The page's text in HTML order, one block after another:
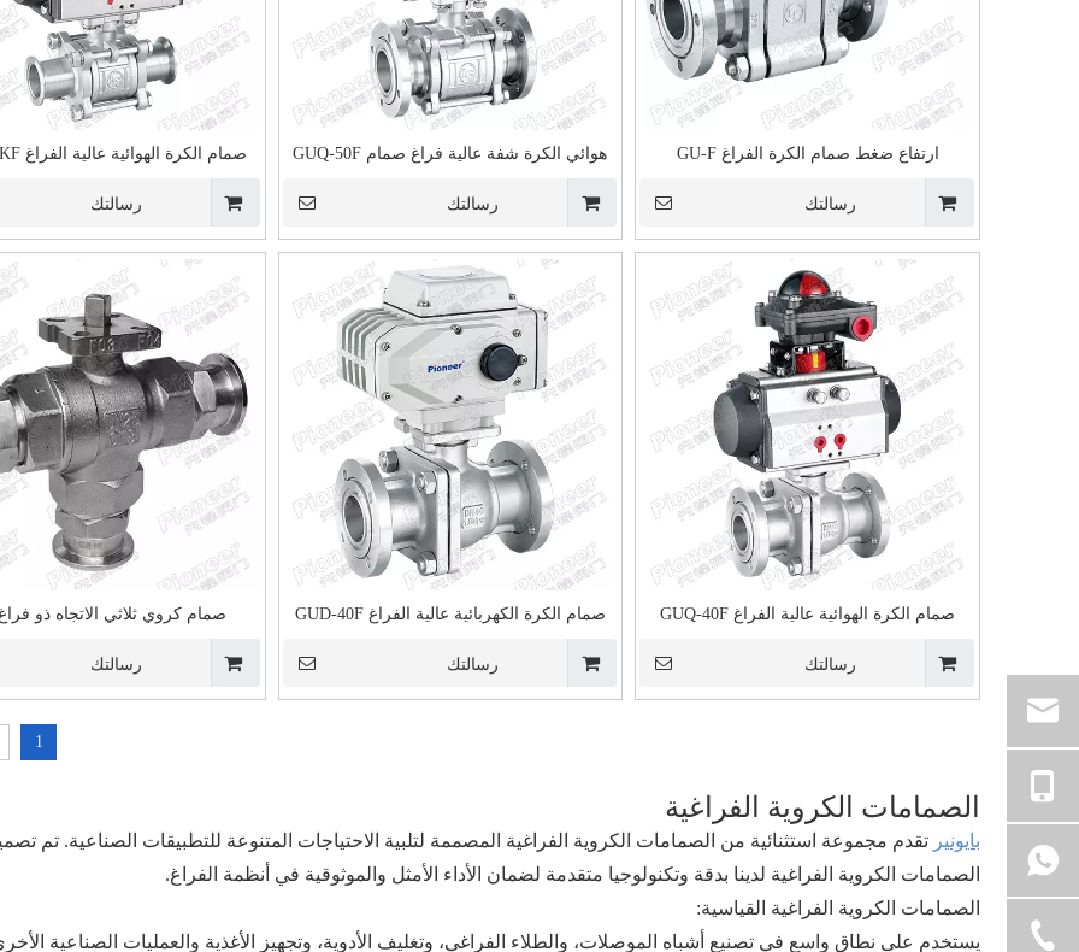
صمام الكرة السفلي للخزان
المائل XGQ41F-16P
صمام الكرة الهوائية عالية الفراغ GUQ-32KF
رسالتك
هوائي الكرة شفة عالية فراغ صمام GUQ-50F
رسالتك
ارتفاع ضغط صمام الكرة الفراغ GU-F
رسالتك
صمام كروي ثلاثي الاتجاه ذو
رسالتك
صمام الكرة الكهربائية عالية الفراغ GUD-40F
رسالتك
صمام الكرة الهوائية عالية الفراغ GUQ-40F
رسالتك
1
الصمامات الكروية الفراغية
بايونير تقدم مجموعة استثنائية من الصمامات الكروية الفراغية المصممة لتلبية الاحتياجات المتنوعة للتطبيقات الصناعية. تم
الصمامات الكروية الفراغية لدينا بدقة وتكنولوجيا متقدمة لضمان الأداء الأمثل والموثوقية في أنظمة الفراغ.
الصمامات الكروية الفراغية القياسية:
يستخدم على نطاق واسع في تصنيع أشباه الموصلات، والطلاء الفراغي، وتغليف الأدوية، وتجهيز الأغذية والعمليات الصناعية